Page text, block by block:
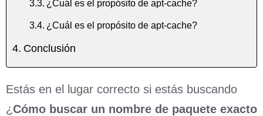
¿Cuál es el propósito de apt-cache?
¿Cuál es el propósito de apt-cache?
Conclusión
Estás en el lugar correcto si estás buscando
¿ Cómo buscar un nombre de paquete exacto